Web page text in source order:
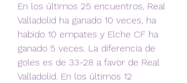
En los últimos 25 encuentros, Real
Valladolid ha ganado 10 veces, ha
habido 10 empates y Elche CF ha
ganado 5 veces. La diferencia de
goles es de 33-28 a favor de Real
Valladolid. En los últimos 12